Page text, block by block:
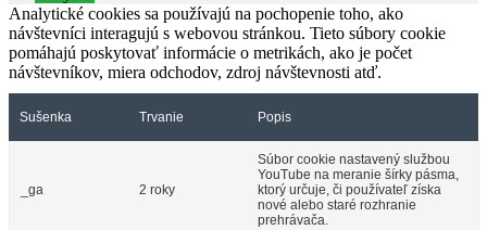
Analytické cookies sa používajú na pochopenie toho, ako
návštevníci interagujú s webovou stránkou. Tieto súbory cookie
pomáhajú poskytovať informácie o metrikách, ako je počet
návštevníkov, miera odchodov, zdroj návštevnosti atď.
Sušenka Trvanie Popis
_ga 2 roky
Súbor cookie nastavený službou
YouTube na meranie šírky pásma,
ktorý určuje, či používateľ získa
nové alebo staré rozhranie
prehrávača.